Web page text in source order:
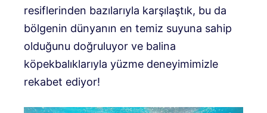
resiflerinden bazılarıyla karşılaştık, bu da
bölgenin dünyanın en temiz suyuna sahip
olduğunu doğruluyor ve balina
köpekbalıklarıyla yüzme deneyimimizle
rekabet ediyor!